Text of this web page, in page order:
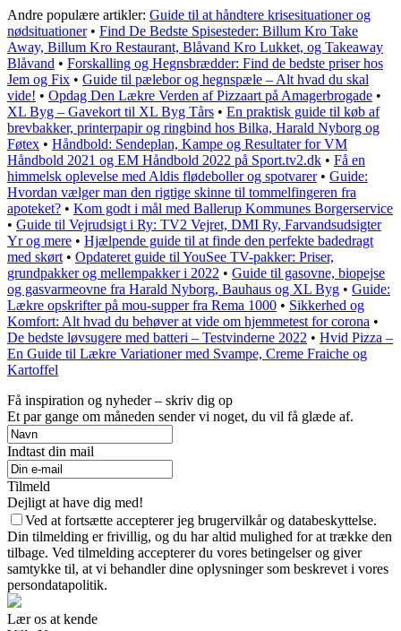
Andre populære artikler: Guide til at håndtere krisesituationer og
nødsituationer• Find De Bedste Spisesteder: Billum Kro Take
Away, Billum Kro Restaurant, Blåvand Kro Lukket, og Takeaway
Blåvand • Forskalling og Hegnsbrædder: Find de bedste priser hos
Jem og Fix • Guide til pælebor og hegnspæle – Alt hvad du skal
vide! • Opdag Den Lækre Verden af Pizzaart på Amagerbrogade •
XL Byg – Gavekort til XL Byg Tårs • En praktisk guide til køb af
brevbakker, printerpapir og ringbind hos Bilka, Harald Nyborg og
Føtex • Håndbold: Sendeplan, Kampe og Resultater for VM
Håndbold 2021 og EM Håndbold 2022 på Sport.tv2.dk • Få en
himmelsk oplevelse med Aldis flødeboller og spotvarer• Guide:
Hvordan vælger man den rigtige skinne til tommelfingeren fra
apoteket? • Kom godt i mål med Ballerup Kommunes Borgerservice
• Guide til Vejrudsigt i Ry: TV2 Vejret, DMI Ry, Farvandsudsigter
Yr og mere • Hjælpende guide til at finde den perfekte badedragt
med skørt • Opdateret guide til YouSee TV-pakker: Priser,
grundpakker og mellempakker i 2022 • Guide til gasovne, biopejse
og gasvarmeovne fra Harald Nyborg, Bauhaus og XL Byg • Guide:
Lækre opskrifter på mou-supper fra Rema 1000 • Sikkerhed og
Komfort: Alt hvad du behøver at vide om hjemmetest for corona •
De bedste løvsugere med batteri – Testvinderne 2022 • Hvid Pizza –
En Guide til Lækre Variationer med Svampe, Creme Fraiche og
Kartoffel
Få inspiration og nyheder – skriv dig op
Et par gange om måneden sender vi noget, du vil få glæde af.
Indtast din mail
Tilmeld
Dejligt at have dig med!
Ved at fortsætte accepterer jeg brugervilkår og databeskyttelse.
Din tilmelding er frivillig, og du har altid mulighed for at trække den
tilbage. Ved tilmelding accepterer du vores betingelser og giver
samtykke til, at vi behandler dine oplysninger som beskrevet i vores
persondatapolitik.
Lær os at kende